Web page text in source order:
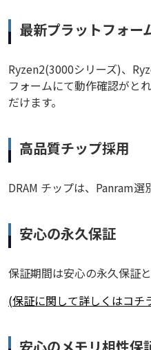
最新プラットフォー
Ryzen2(3000シリーズ)、
フォームにて動作確認がと
だけます。
高品質チップ採用
DRAM チップは、Panram選
安心の永久保証
保証期間は安心の永久保証と
(保証に関して詳しくはコチ